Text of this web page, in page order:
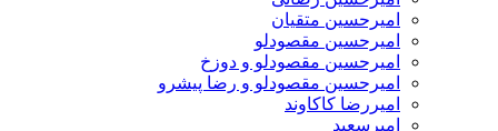
امیرحسین متقیان
امیرحسین مقصودلو
امیرحسین مقصودلو و دوزخ
امیرحسین مقصودلو و رضا پیشرو
امیررضا کاکاوند
امیرسعید